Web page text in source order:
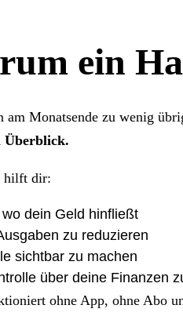
ein
am Monatsende zu wenig
Überblick.
hilft dir:
dein Geld hinfließt
zu reduzieren
sichtbar zu machen
über deine Finanzen
ohne App, ohne Abo